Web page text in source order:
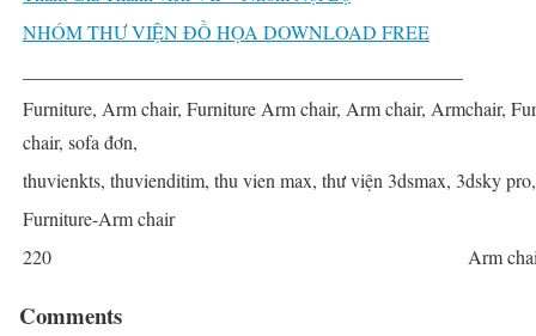
NHÓM THƯ VIỆN ĐỒ HỌA DOWNLOAD FREE
Furniture, Arm chair, Furniture Arm chair, Arm chair, Armchair,
chair, sofa đơn,
thuvienkts, thuvienditim, thu vien max, thư viện 3dsmax, 3dsky
Furniture-Arm chair
220
Arm
Comments